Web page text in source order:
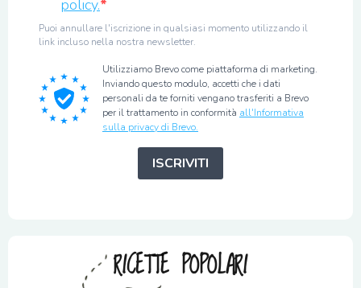
policy.
Puoi annullare l'iscrizione in qualsiasi momento utilizzando il
link incluso nella nostra newsletter.
Utilizziamo Brevo come piattaforma di marketing.
Inviando questo modulo, accetti che i dati
personali da te forniti vengano trasferiti a Brevo
per il trattamento in conformità all'Informativa
sulla privacy di Brevo.
ISCRIVITI
RICETTE POPOLARI